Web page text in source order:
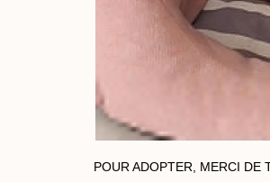
POUR ADOPTER, MERCI DE